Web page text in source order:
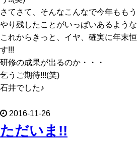
さてさて、そんなこんなで今年もも
やり残したことがいっぱいあるような
これからきっと、イヤ、確実に年末
す!!!
研修の成果が出るのか・・・
乞うご期待!!!(笑)
石井でした♪
2016-11-26
ただいま!!